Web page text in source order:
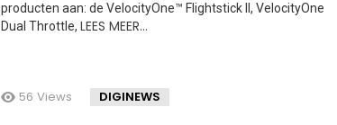
producten aan: de VelocityOne™ Flightstick II, VelocityOne
Dual Throttle, LEES MEER…
56 Views DIGINEWS